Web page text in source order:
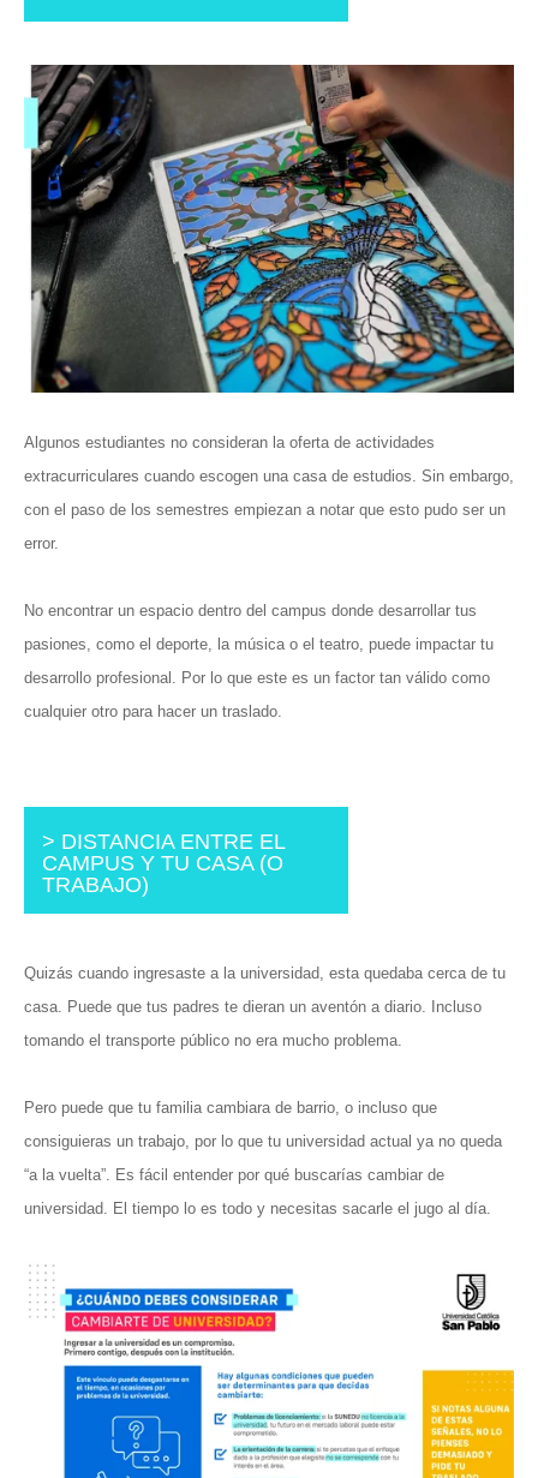
Algunos estudiantes no consideran la oferta de actividades
extracurriculares cuando escogen una casa de estudios. Sin embargo,
con el paso de los semestres empiezan a notar que esto pudo ser un
error.
No encontrar un espacio dentro del campus donde desarrollar tus
pasiones, como el deporte, la música o el teatro, puede impactar tu
desarrollo profesional. Por lo que este es un factor tan válido como
cualquier otro para hacer un traslado.
> DISTANCIA ENTRE EL
CAMPUS Y TU CASA (O
TRABAJO)
Quizás cuando ingresaste a la universidad, esta quedaba cerca de tu
casa. Puede que tus padres te dieran un aventón a diario. Incluso
tomando el transporte público no era mucho problema.
Pero puede que tu familia cambiara de barrio, o incluso que
consiguieras un trabajo, por lo que tu universidad actual ya no queda
“a la vuelta”. Es fácil entender por qué buscarías cambiar de
universidad. El tiempo lo es todo y necesitas sacarle el jugo al día.